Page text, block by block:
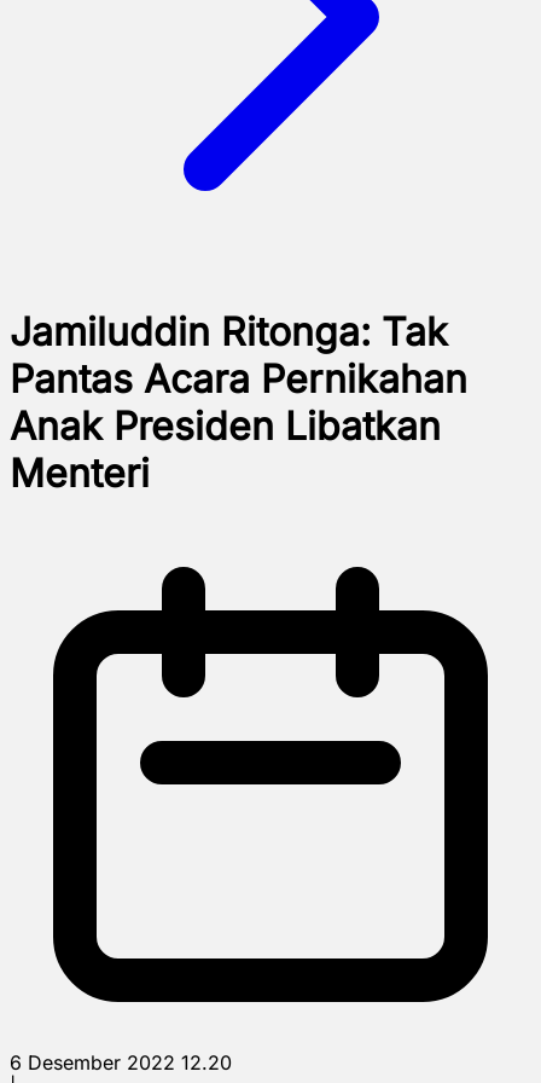
Jamiluddin Ritonga: Tak
Pantas Acara Pernikahan
Anak Presiden Libatkan
Menteri
6 Desember 2022 12.20